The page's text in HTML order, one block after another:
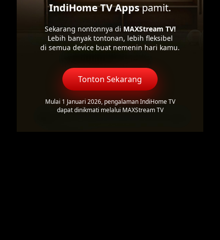
IndiHome TV Appspamit.
Sekarang nontonnya di MAXStream TV!
Lebih banyak tontonan, lebih fleksibel
di semua device buat nemenin hari kamu.
Tonton Sekarang
Mulai 1 Januari 2026, pengalaman IndiHome TV
dapat dinikmati melalui MAXStream TV